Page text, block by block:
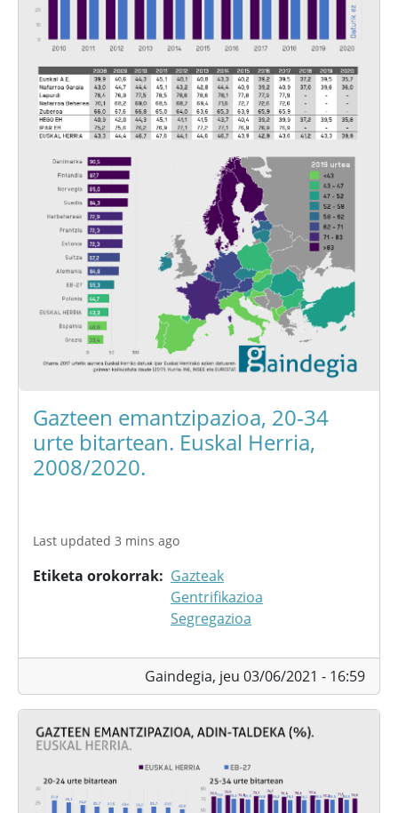
Gazteen emantzipazioa, 20-34
urte bitartean. Euskal Herria,
2008/2020.
Last updated 3 mins ago
Etiketa orokorrak
Gazteak
Gentrifikazioa
Segregazioa
Gaindegia, jeu 03/06/2021 - 16:59